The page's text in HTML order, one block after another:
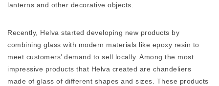
lanterns and other decorative objects.
Recently, Helva started developing new products by
combining glass with modern materials like epoxy resin to
meet customers’ demand to sell locally. Among the most
impressive products that Helva created are chandeliers
made of glass of different shapes and sizes. These products